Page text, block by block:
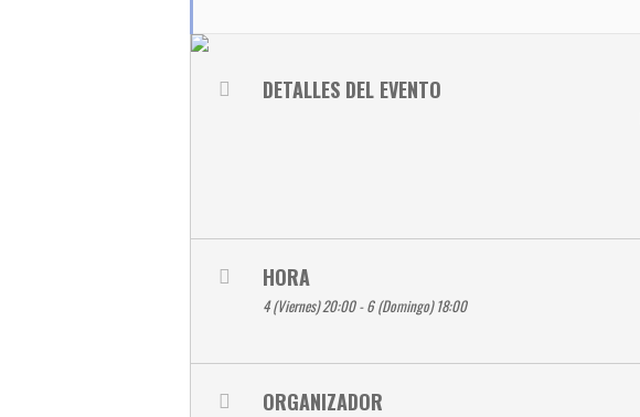
DETALLES DEL EVENTO
HORA
4 (Viernes) 20:00 - 6 (Domingo) 18:00
ORGANIZADOR